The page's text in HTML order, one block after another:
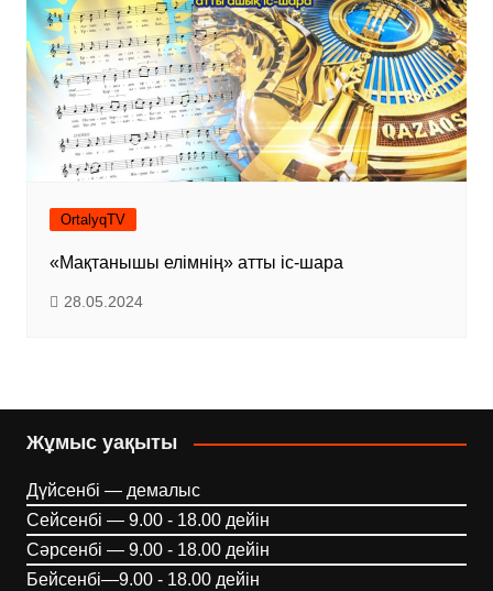
OrtalyqTV
«Мақтанышы елімнің» атты іс-шара
28.05.2024
Жұмыс уақыты
Дүйсенбі — демалыс
Сейсенбі — 9.00 - 18.00 дейін
Сәрсенбі — 9.00 - 18.00 дейін
Бейсенбі—9.00 - 18.00 дейін